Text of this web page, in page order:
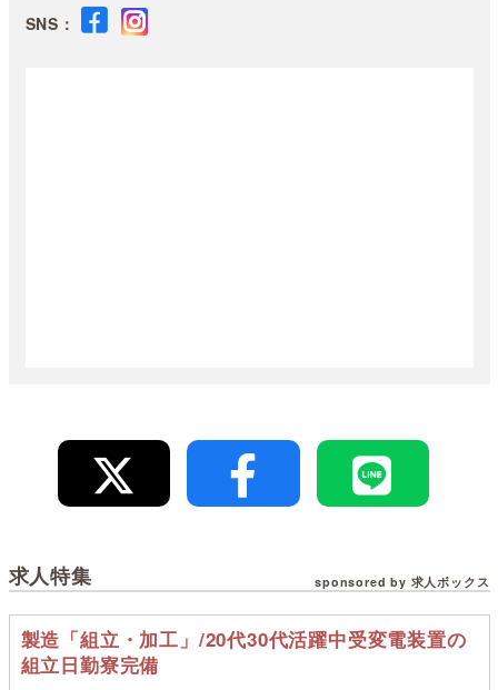
SNS：
求人特集 sponsored by 求人ボックス
製造「組立・加工」/20代30代活躍中受変電装置の
組立日勤寮完備